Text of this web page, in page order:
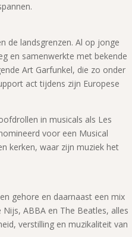
de landsgrenzen. Al op jonge
en samenwerkte met bekende
Art Garfunkel, die zo onder
act tijdens zijn Europese
in musicals als Les
voor een Musical
kerken, waar zijn muziek het
gehore en daarnaast een mix
ABBA en The Beatles, alles
verstilling en muzikaliteit van